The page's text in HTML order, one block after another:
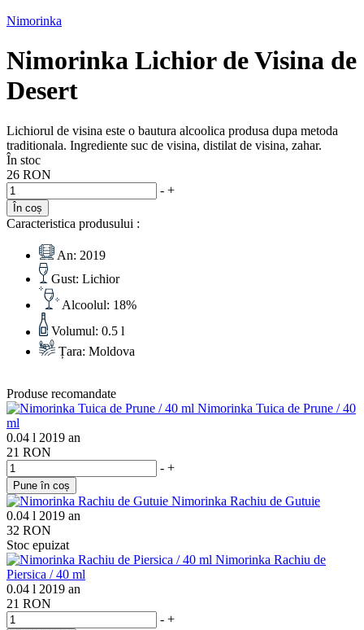
Nimorinka
Nimorinka Lichior de Visina de
Desert
Lichiorul de visina este o bautura alcoolica produsa dupa metoda
traditionala. Ingrediente suc de visina, distilat de visina, zahar.
În stoc
26 RON
- +
În coș
Caracteristica produsului :
An: 2019
Gust:Lichior
Alcoolul: 18%
Volumul: 0.5 l
Țara:Moldova
Produse recomandate
Nimorinka Tuica de Prune / 40
ml
0.04 l 2019 an
21 RON
- +
Pune în coș
Nimorinka Rachiu de Gutuie
0.04 l 2019 an
32 RON
Stoc epuizat
Nimorinka Rachiu de
Piersica / 40 ml
0.04 l 2019 an
21 RON
- +